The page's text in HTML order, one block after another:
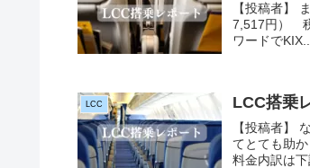
【投稿者】
7,517円）
ワードで
LCC LCC搭乗
【投稿者】
てとても助
料金内訳は